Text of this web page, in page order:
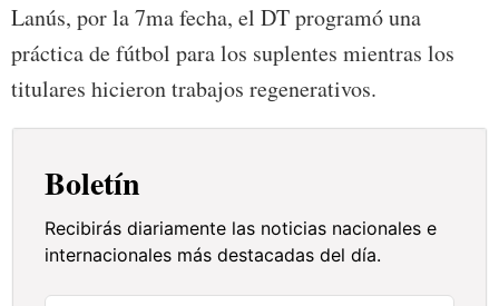
Lanús, por la 7ma fecha, el DT programó una
práctica de fútbol para los suplentes mientras los
titulares hicieron trabajos regenerativos.
Boletín
Recibirás diariamente las noticias nacionales e
internacionales más destacadas del día.